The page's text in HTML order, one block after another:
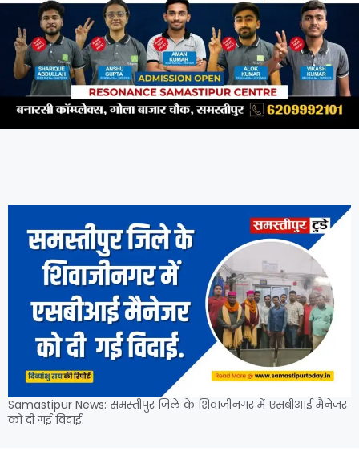
Samastipur News: समस्तीपुर जिले के शिवाजीनगर में एसबीआई मैनेजर
को दी गई विदाई.